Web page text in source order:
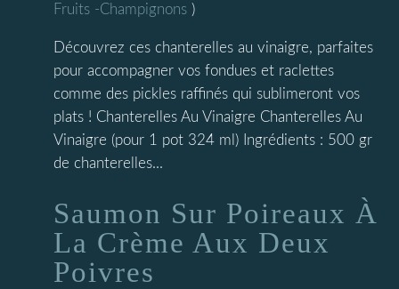
Fruits -Champignons )
Découvrez ces chanterelles au vinaigre, parfaites
pour accompagner vos fondues et raclettes
comme des pickles raffinés qui sublimeront vos
plats ! Chanterelles Au Vinaigre Chanterelles Au
Vinaigre (pour 1 pot 324 ml) Ingrédients : 500 gr
de chanterelles...
Saumon Sur Poireaux À
La Crème Aux Deux
Poivres